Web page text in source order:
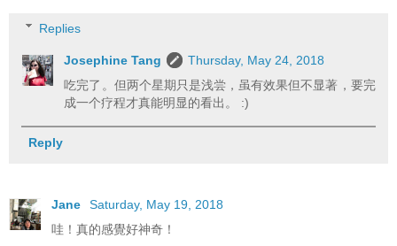
Replies
Josephine Tang
Thursday, May 24, 2018
吃完了。但两个星期只是浅尝，虽有效果但不显著，要完
成一个疗程才真能明显的看出。 :)
Reply
Jane
Saturday, May 19, 2018
哇！真的感覺好神奇！